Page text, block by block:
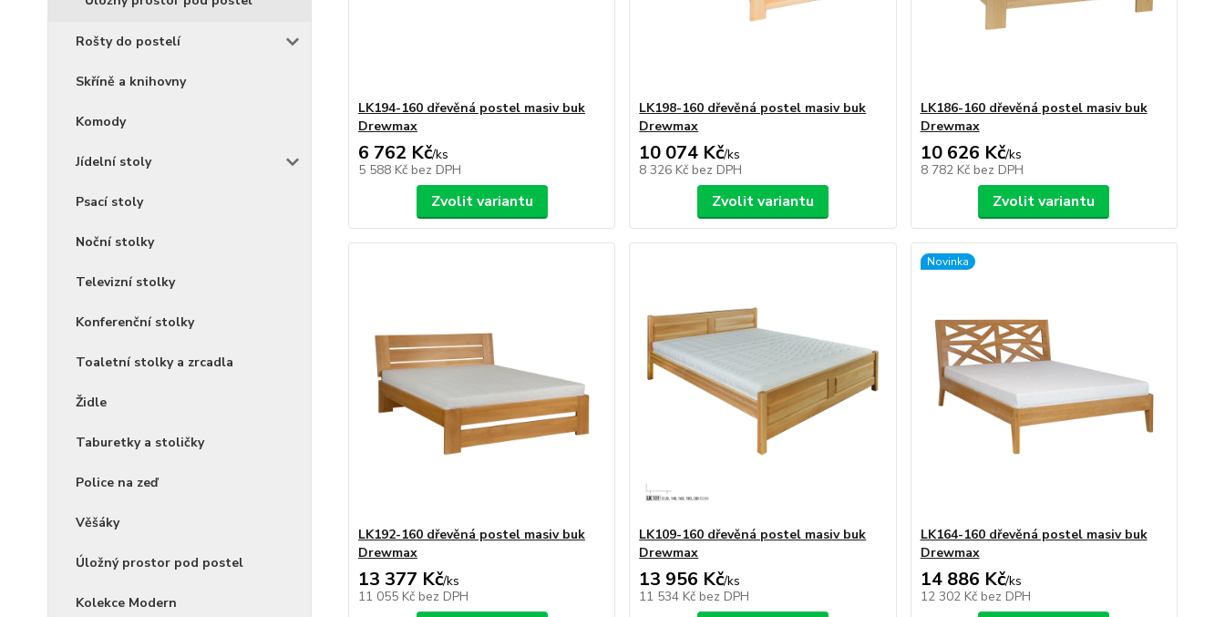
Rošty do postelí
Skříně a knihovny
Komody
Jídelní stoly
Psací stoly
Noční stolky
Televizní stolky
Konferenční stolky
Toaletní stolky a zrcadla
Židle
Taburetky a stoličky
Police na zeď
Věšáky
Úložný prostor pod postel
Kolekce Modern
LK194-160 dřevěná postel masiv buk
Drewmax
6 762 Kč/ks
5 588 Kč bez DPH
Zvolit variantu
LK198-160 dřevěná postel masiv buk
Drewmax
10 074 Kč/ks
8 326 Kč bez DPH
Zvolit variantu
LK186-160 dřevěná postel masiv buk
Drewmax
10 626 Kč/ks
8 782 Kč bez DPH
Zvolit variantu
LK192-160 dřevěná postel masiv buk
Drewmax
13 377 Kč/ks
11 055 Kč bez DPH
LK109-160 dřevěná postel masiv buk
Drewmax
13 956 Kč/ks
11 534 Kč bez DPH
Novinka
LK164-160 dřevěná postel masiv buk
Drewmax
14 886 Kč/ks
12 302 Kč bez DPH